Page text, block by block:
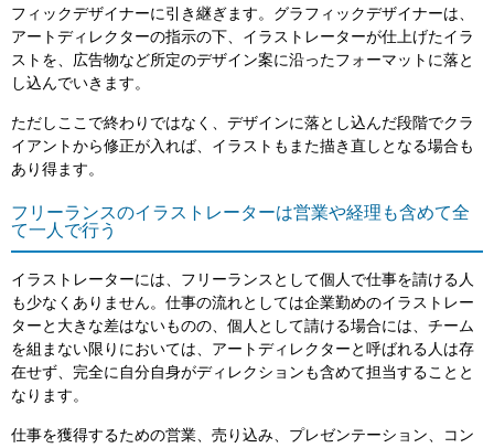
フィックデザイナーに引き継ぎます。グラフィックデザイナーは、
アートディレクターの指示の下、イラストレーターが仕上げたイラ
ストを、広告物など所定のデザイン案に沿ったフォーマットに落と
し込んでいきます。
ただしここで終わりではなく、デザインに落とし込んだ段階でクラ
イアントから修正が入れば、イラストもまた描き直しとなる場合も
あり得ます。
フリーランスのイラストレーターは営業や経理も含めて全
て一人で行う
イラストレーターには、フリーランスとして個人で仕事を請ける人
も少なくありません。仕事の流れとしては企業勤めのイラストレー
ターと大きな差はないものの、個人として請ける場合には、チーム
を組まない限りにおいては、アートディレクターと呼ばれる人は存
在せず、完全に自分自身がディレクションも含めて担当することと
なります。
仕事を獲得するための営業、売り込み、プレゼンテーション、コン